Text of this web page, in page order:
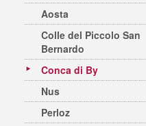
Aosta
Colle del Piccolo San
Bernardo
Conca di By
Nus
Perloz